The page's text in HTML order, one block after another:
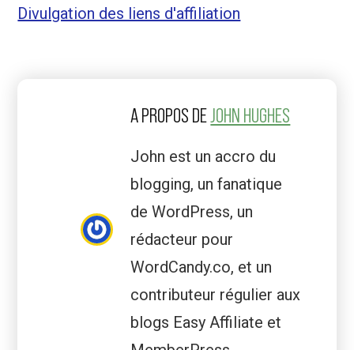
Divulgation des liens d'affiliation
A PROPOS DEJOHN HUGHES
John est un accro du
blogging, un fanatique
de WordPress, un
rédacteur pour
WordCandy.co, et un
contributeur régulier aux
blogs Easy Affiliate et